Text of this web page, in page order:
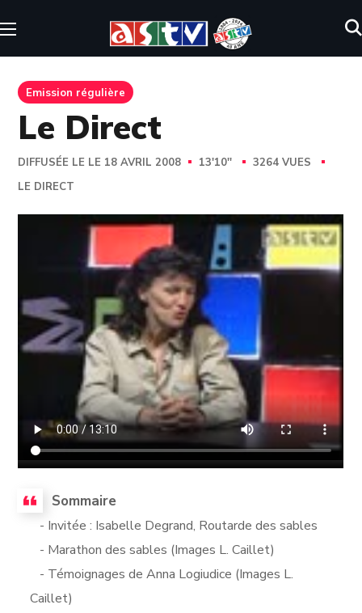
Emission régulière
Le Direct
DIFFUSÉE LE LE 18 AVRIL 2008 13'10''
3264 VUES
LE DIRECT
Sommaire
- Invitée : Isabelle Degrand, Routarde des sables
- Marathon des sables (Images L. Caillet)
- Témoignages de Anna Logiudice (Images L.
Caillet)